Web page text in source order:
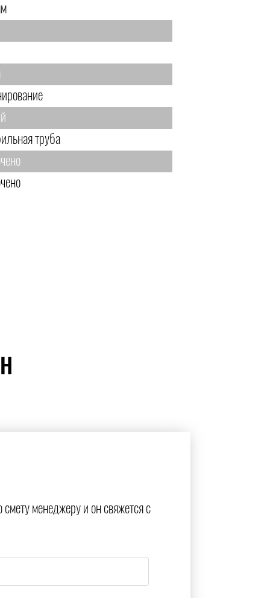
труба
смету менеджеру и он свяжется с